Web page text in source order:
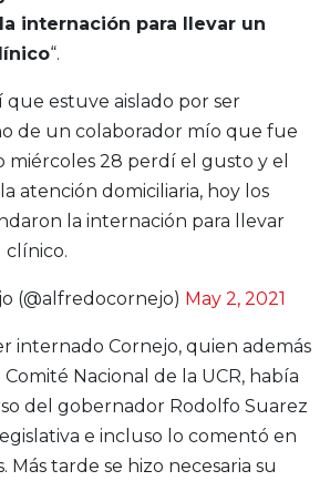
internación para llevar un
“.
que estuve aislado por ser
de un colaborador mío que fue
miércoles 28 perdí el gusto y el
atención domiciliaria, hoy los
la internación para llevar
(@alfredocornejo) May 2, 2021
internado Cornejo, quien además
Nacional de la UCR, había
del gobernador Rodolfo Suarez
e incluso lo comentó en
Más tarde se hizo necesaria su